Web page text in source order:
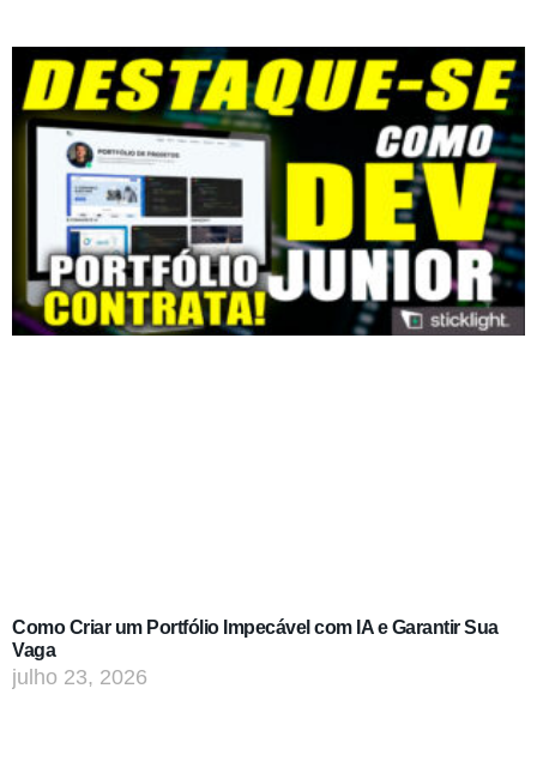
Como Criar um Portfólio Impecável com IA e Garantir Sua
Vaga
julho 23, 2026